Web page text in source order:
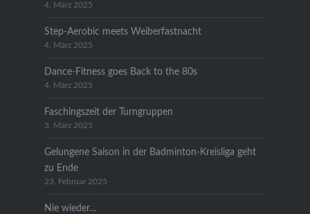
4. März 2025
Step-Aerobic meets Weiberfastnacht
4. März 2025
Dance-Fitness goes Back to the 80s
4. März 2025
Faschingszeit der Turngruppen
3. März 2025
Gelungene Saison in der Badminton-Kreisliga geht
zu Ende
23. Februar 2025
Nie wieder…